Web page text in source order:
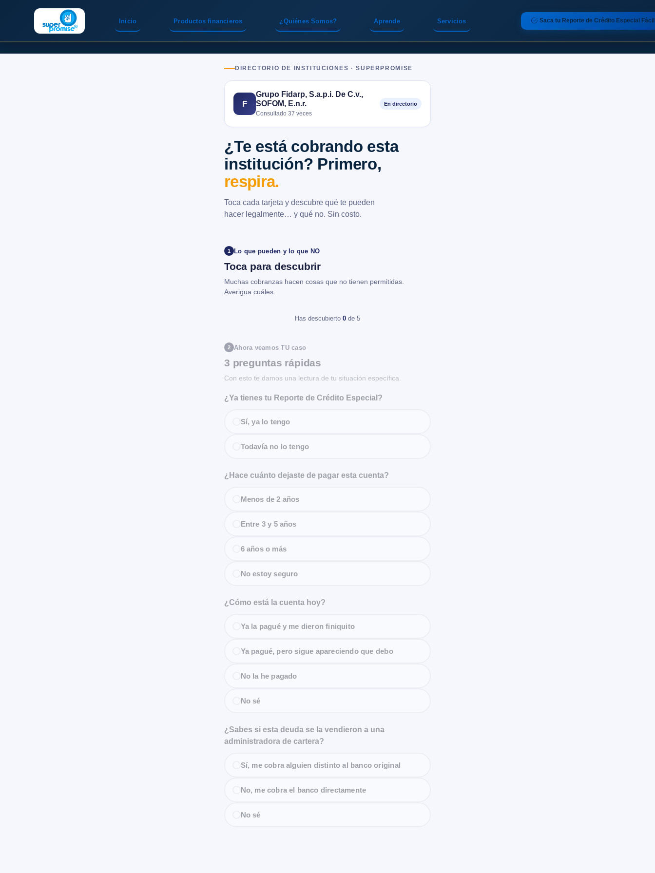
Inicio Servicios
Productos financieros ¿Quiénes Somos? Aprende Saca tu Reporte de Crédito Especial Fácil
DIRECTORIO DE INSTITUCIONES · SUPERPROMISE
F
Grupo Fidarp, S.a.p.i. De C.v.,
SOFOM, E.n.r.
Consultado 37 veces
En directorio
¿Te está cobrando esta
institución? Primero,
respira.
Toca cada tarjeta y descubre qué te pueden
hacer legalmente… y qué no. Sin costo.
1 Lo que pueden y lo que NO
Toca para descubrir
Muchas cobranzas hacen cosas que no tienen permitidas.
Averigua cuáles.
Has descubierto 0 de 5
2 Ahora veamos TU caso
3 preguntas rápidas
Con esto te damos una lectura de tu situación específica.
¿Ya tienes tu Reporte de Crédito Especial?
Sí, ya lo tengo
Todavía no lo tengo
¿Hace cuánto dejaste de pagar esta cuenta?
Menos de 2 años
Entre 3 y 5 años
6 años o más
No estoy seguro
¿Cómo está la cuenta hoy?
Ya la pagué y me dieron finiquito
Ya pagué, pero sigue apareciendo que debo
No la he pagado
No sé
¿Sabes si esta deuda se la vendieron a una
administradora de cartera?
Sí, me cobra alguien distinto al banco original
No, me cobra el banco directamente
No sé